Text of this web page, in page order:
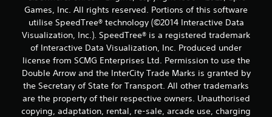
Games, Inc. All rights reserved. Portions of this software
utilise SpeedTree® technology (©2014 Interactive Data
Visualization, Inc.). SpeedTree® is a registered trademark
of Interactive Data Visualization, Inc. Produced under
license from SCMG Enterprises Ltd. Permission to use the
Double Arrow and the InterCity Trade Marks is granted by
the Secretary of State for Transport. All other trademarks
are the property of their respective owners. Unauthorised
copying, adaptation, rental, re-sale, arcade use, charging